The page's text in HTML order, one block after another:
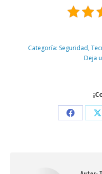
Categoría: Seguridad,
Deja
Share